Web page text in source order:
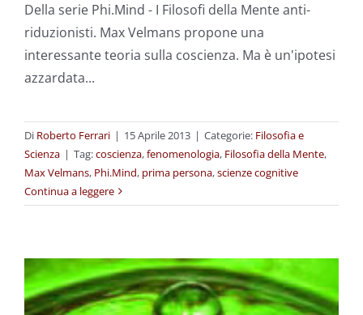
Della serie Phi.Mind - I Filosofi della Mente anti-
riduzionisti. Max Velmans propone una
interessante teoria sulla coscienza. Ma è un'ipotesi
azzardata...
Di Roberto Ferrari | 15 Aprile 2013 | Categorie: Filosofia e
Scienza | Tag:coscienza,fenomenologia, Filosofia della Mente,
Max Velmans, Phi.Mind, prima persona,scienze cognitive
Continua a leggere